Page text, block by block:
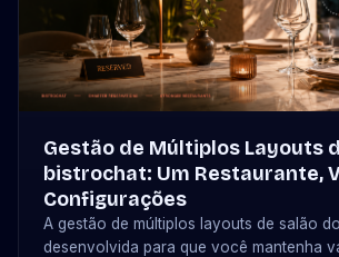
Gestão de Múltiplos Layouts
bistrochat: Um Restaurante,
Configurações
A gestão de múltiplos layouts de salão
desenvolvida para que você mantenha